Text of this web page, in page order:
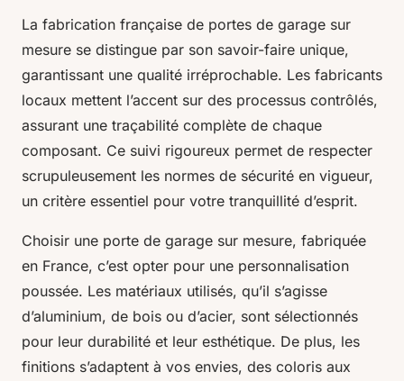
La fabrication française de portes de garage sur
mesure se distingue par son savoir-faire unique,
garantissant une qualité irréprochable. Les fabricants
locaux mettent l’accent sur des processus contrôlés,
assurant une traçabilité complète de chaque
composant. Ce suivi rigoureux permet de respecter
scrupuleusement les normes de sécurité en vigueur,
un critère essentiel pour votre tranquillité d’esprit.
Choisir une porte de garage sur mesure, fabriquée
en France, c’est opter pour une personnalisation
poussée. Les matériaux utilisés, qu’il s’agisse
d’aluminium, de bois ou d’acier, sont sélectionnés
pour leur durabilité et leur esthétique. De plus, les
finitions s’adaptent à vos envies, des coloris aux